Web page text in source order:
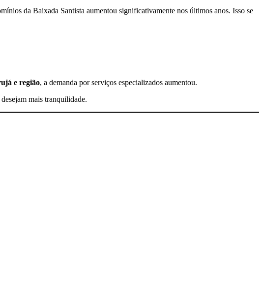
da Baixada Santista aumentou significativamente nos últimos anos. Isso se
e região, a demanda por serviços especializados aumentou.
mais tranquilidade.